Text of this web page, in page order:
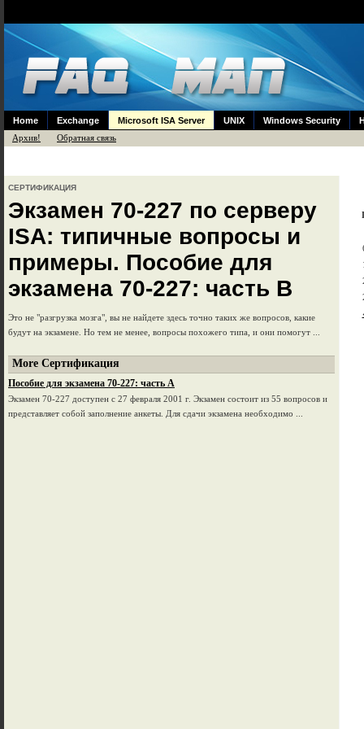
Home Exchange Microsoft ISA Server UNIX Windows Security
Архив!
Обратная связь
СЕРТИФИКАЦИЯ
Экзамен 70-227 по серверу
ISA: типичные вопросы и
примеры. Пособие для
экзамена 70-227: часть В
Это не "разгрузка мозга", вы не найдете здесь точно таких же вопросов, какие
будут на экзамене. Но тем не менее, вопросы похожего типа, и они помогут ...
More Сертификация
Пособие для экзамена 70-227: часть А
Экзамен 70-227 доступен с 27 февраля 2001 г. Экзамен состоит из 55 вопросов и
представляет собой заполнение анкеты. Для сдачи экзамена необходимо ...